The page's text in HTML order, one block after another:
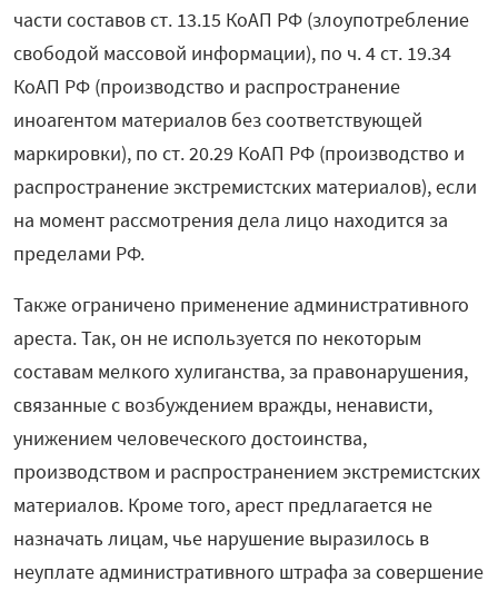
части составов ст. 13.15 КоАП РФ (злоупотребление
свободой массовой информации), по ч. 4 ст. 19.34
КоАП РФ (производство и распространение
иноагентом материалов без соответствующей
маркировки), по ст. 20.29 КоАП РФ (производство и
распространение экстремистских материалов), если
на момент рассмотрения дела лицо находится за
пределами РФ.
Также ограничено применение административного
ареста. Так, он не используется по некоторым
составам мелкого хулиганства, за правонарушения,
связанные с возбуждением вражды, ненависти,
унижением человеческого достоинства,
производством и распространением экстремистских
материалов. Кроме того, арест предлагается не
назначать лицам, чье нарушение выразилось в
неуплате административного штрафа за совершение